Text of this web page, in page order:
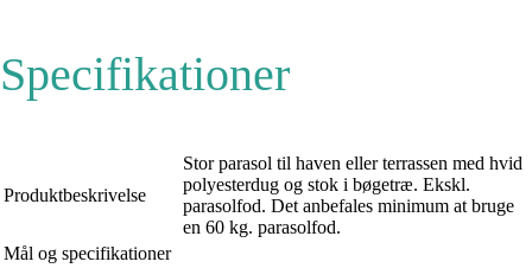
Specifikationer
Produktbeskrivelse
Stor parasol til haven eller terrassen med hvid
polyesterdug og stok i bøgetræ. Ekskl.
parasolfod. Det anbefales minimum at bruge
en 60 kg. parasolfod.
Mål og specifikationer